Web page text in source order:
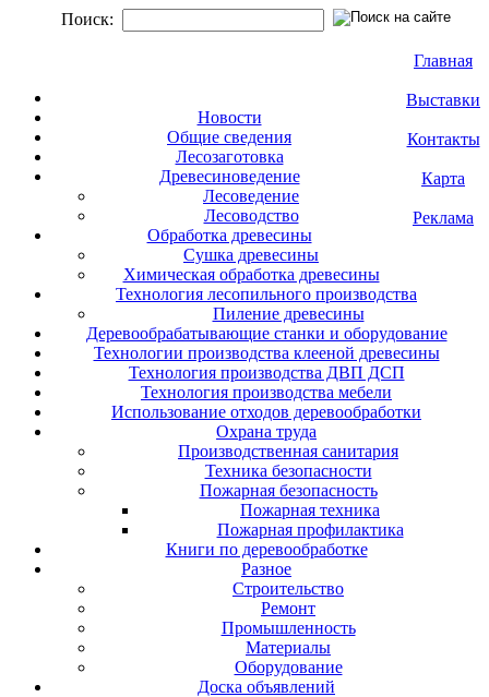
Поиск:
Главная
Выставки
Контакты
Карта
Реклама
Новости
Общие сведения
Лесозаготовка
Древесиноведение
Лесоведение
Лесоводство
Обработка древесины
Сушка древесины
Химическая обработка древесины
Технология лесопильного производства
Пиление древесины
Деревообрабатывающие станки и оборудование
Технологии производства клееной древесины
Технология производства ДВП ДСП
Технология производства мебели
Использование отходов деревообработки
Охрана труда
Производственная санитария
Техника безопасности
Пожарная безопасность
Пожарная техника
Пожарная профилактика
Книги по деревообработке
Разное
Строительство
Ремонт
Промышленность
Материалы
Оборудование
Доска объявлений